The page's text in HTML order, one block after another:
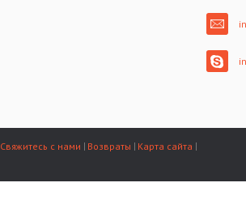
Свяжитесь с нами Возвраты Карта сайта